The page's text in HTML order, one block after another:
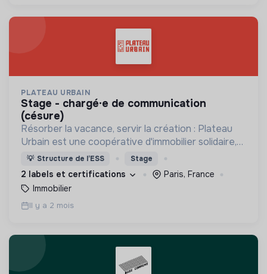
PLATEAU URBAIN
stage - chargé·e de communication
(césure)
Résorber la vacance, servir la création : Plateau
Urbain est une coopérative d'immobilier solidaire,
spécialisée dans le montage et la gestion
d'occupations temporaires de bâtiments vacants
💡 Structure de l’ESS Stage
2 labels et certifications
Paris, France
Immobilier
Il y a 2 mois